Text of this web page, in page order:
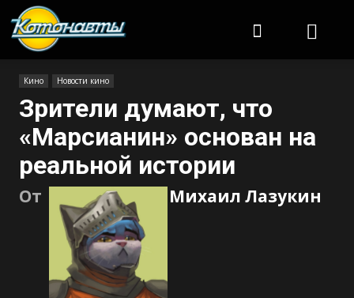
Кино Новости кино
Зрители думают, что
«Марсианин» основан на
реальной истории
От Михаил Лазукин